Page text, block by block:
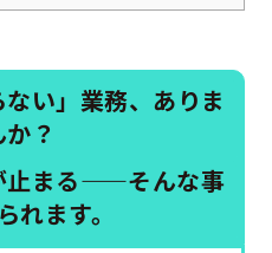
ない」業務、ありま
？
止まる——そんな事
れます。